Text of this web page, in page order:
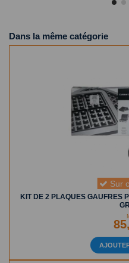
Dans la même catégorie
Sur
KIT DE 2 PLAQUES GAUFRES